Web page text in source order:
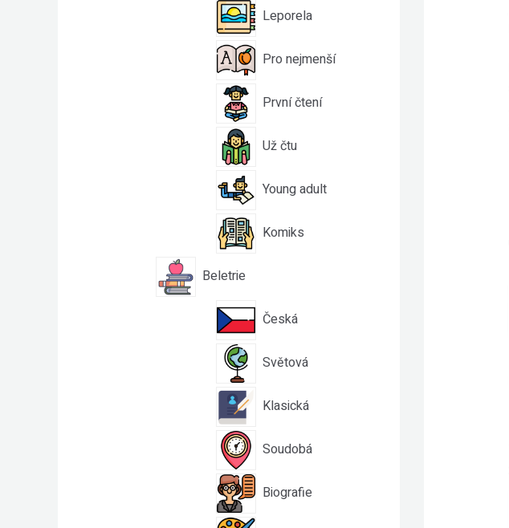
Leporela
Pro nejmenší
První čtení
Už čtu
Young adult
Komiks
Beletrie
Česká
Světová
Klasická
Soudobá
Biografie